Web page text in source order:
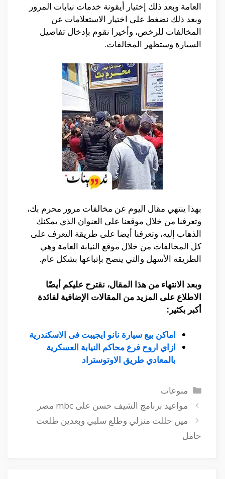
العامة وبعد ذلك إختيار أيقونة خدمات نيابات المرور
وبعد ذلك نضغط على اختيار الاستعلامات عن
المخالفات للرخص، وأخيرا نقوم بإدخال تفاصيل
السيارة وستظهر المخالفات.
بهذا ينتهي مقال اليوم عن مخالفات مرور محرم بك،
وتعرفنا من خلال موقعنا على العنوان الذي يمكنك
الذهاب إليه، وتعرفنا أيضا على طريقة التعرف على
كل المخالفات من خلال موقع النيابة العامة وهي
الطريقة الأسهل والتي ينصح بإتباعها بشكل عام.
وبعد الانتهاء من هذا المقال، نقترح عليكم أيضًا
الاطلاع على المزيد من المقالات الإضافية لفائدة
أكبر بكثير:
اماكن بيع سيارة نانو ايجيبت فى الاسكندرية
ازاي اروح فرع محاكم النيابة العسكرية
بالمعادي طريق الاوتوستراد
التصنيفات
منوعات
مواعيد برنامج الشيف حسن على mbc مصر
مين حللت منزلي وطلع سلبي وبعدين طلعت
حامل